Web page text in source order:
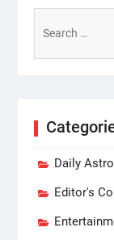
for:
Daily
Editor's